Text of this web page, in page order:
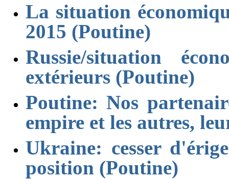
La situation
2015 (Poutine)
Russie/situation
extérieurs (Poutine)
Poutine: Nos
empire et les autres,
Ukraine: cesser
position (Poutine)